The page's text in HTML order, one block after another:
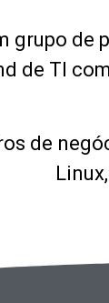
grupo de
de TI
de